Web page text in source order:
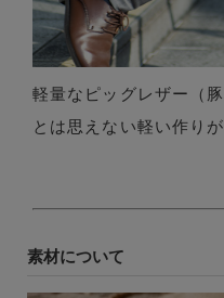
軽量なピッグレザー（
とは思えない軽い作りが
素材について